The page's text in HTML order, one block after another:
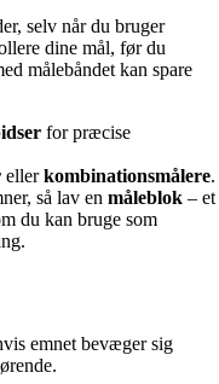
selv når du bruger
dine mål, før du
målebåndet kan spare
for præcise
ellerkombinationsmålere.
så lav en måleblok – et
du kan bruge som
emnet bevæger sig